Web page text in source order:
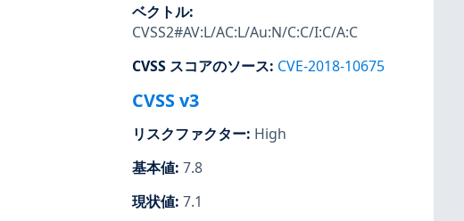
ベクトル:
CVSS2#AV:L/AC:L/Au:N/C:C/I:C/A:C
CVSS スコアのソース: CVE-2018-10675
CVSS v3
リスクファクター: High
基本値: 7.8
現状値: 7.1